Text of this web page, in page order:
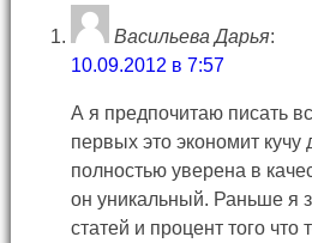
Васильева Дарья:
10.09.2012 в 7:57
А я предпочитаю писать
первых это экономит
полностью уверена в
он уникальный. Раньше я
статей и процент того что